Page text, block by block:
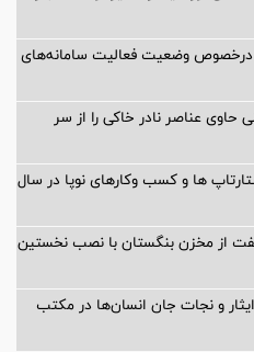
درخصوص وضعیت فعالیت سامانه‌های
عناصر نادر خاکی را از سر
ها و کسب وکارهای نوپا در سال
از مخزن بنگستان با نصب نخستین
و نجات جان انسان‌ها در مکتب